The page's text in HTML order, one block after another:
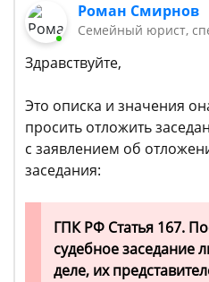
Роман Смирнов
Семейный юрист,
Здравствуйте,
Это описка и значения
просить отложить
с заявлением об
заседания:
ГПК РФ Статья 167.
судебное заседание
деле, их